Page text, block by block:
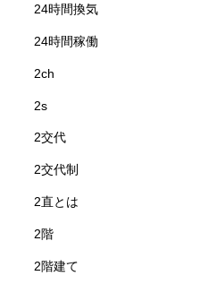
24時間換気
24時間稼働
2ch
2s
2交代
2交代制
2直とは
2階
2階建て